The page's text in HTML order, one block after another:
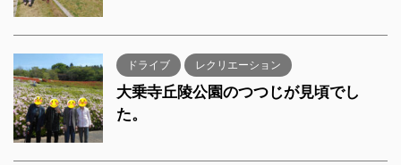
ドライブ レクリエーション
大乗寺丘陵公園のつつじが見頃でし
た。